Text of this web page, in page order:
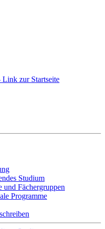
Studium
und Fächergruppen
Programme